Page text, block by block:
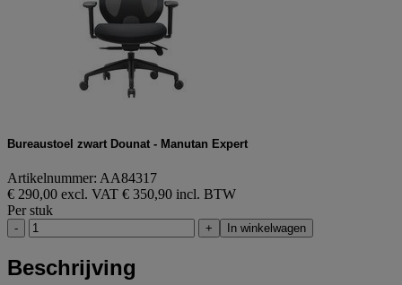
Bureaustoel zwart Dounat - Manutan Expert
Artikelnummer: AA84317
€ 290,00 excl. VAT € 350,90 incl. BTW
Per stuk
- + In winkelwagen
Beschrijving